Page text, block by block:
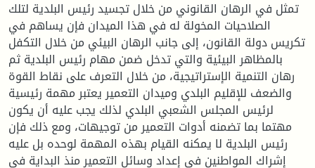
تمثل في الرهان القانوني من خلال تجسيد رئيس البلدية لتلك
الصلاحيات المخولة له في هذا الميدان فإن يساهم في
تكريس دولة القانون، إلى جانب الرهان البيئي من خلال التكفل
بالمظاهر البيئية والتي تدخل ضمن مهام رئيس البلدية ثم
رهان التنمية الإستراتيجية، من خلال التعرف على نقاط القوة
والضعف للإقليم البلدي وميدان التعمير يعتبر مهمة رئيسية
لرئيس المجلس الشعبي البلدي لذلك يجب عليه أن يكون
مهتما بما تضمنه أدوات التعمير من توجيهات، ومع ذلك فإن
رئيس البلدية لا يمكنه القيام بهذه المهمة لوحده بل عليه
إشراك المواطنين في إعداد وسائل التعمير منذ البداية في